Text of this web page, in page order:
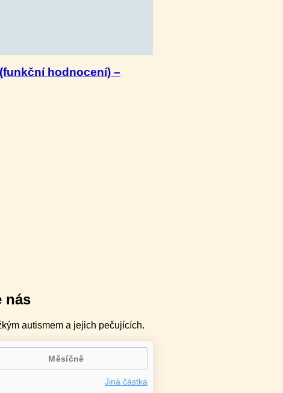
hodnocení) –
nás
autismem a jejich pečujících.